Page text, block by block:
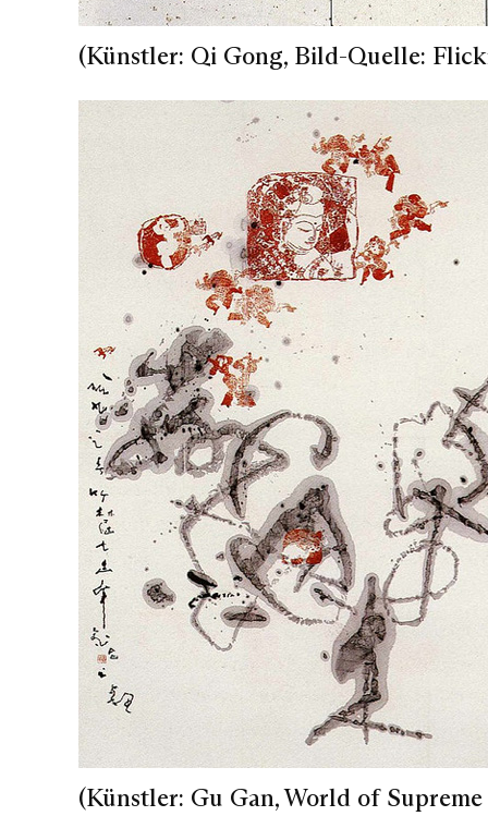
(Künstler: Qi Gong, Bild-Quelle:
(Künstler: Gu Gan, World of